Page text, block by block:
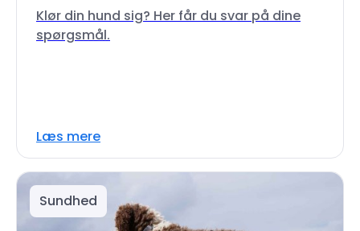
Klør din hund sig? Her får du svar på dine
spørgsmål.
Læs mere
Sundhed